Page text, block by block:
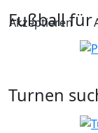
Fußball für
Turnen
Akzeptieren